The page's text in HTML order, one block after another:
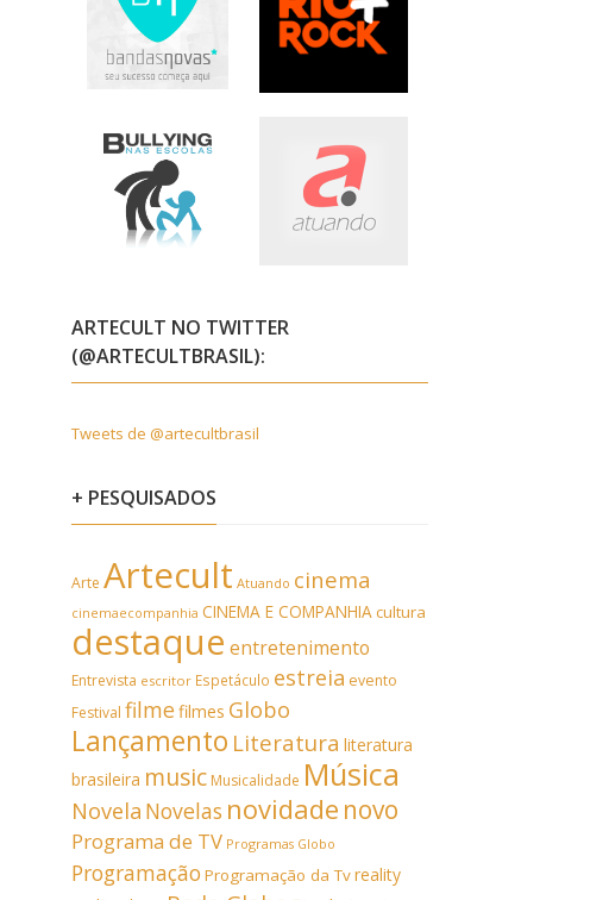
ARTECULT NO TWITTER
(@ARTECULTBRASIL):
Tweets de @artecultbrasil
+ PESQUISADOS
Arte Artecult Atuando cinema
cinemaecompanhia CINEMA E COMPANHIAcultura
destaque entretenimento
Entrevista escritor Espetáculo estreia evento
Festival filmefilmes Globo
Lançamento Literatura literatura
brasileira music Musicalidade Música
Novela Novelas novidade novo
Programa de TV Programas Globo
Programação Programação da Tvreality